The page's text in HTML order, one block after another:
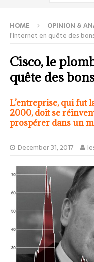
HOME OPINION &
l’Internet en quête des
Cisco, le
quête des
L’entreprise, qui fut
2000, doit se
prospérer dans un
December 31, 2017